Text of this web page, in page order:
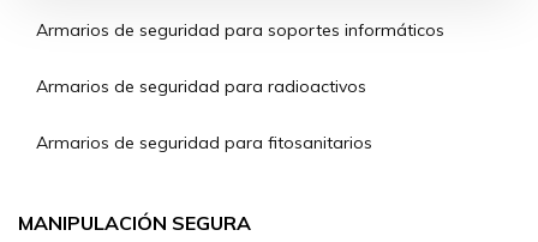
Armarios de seguridad para soportes informáticos
Armarios de seguridad para radioactivos
Armarios de seguridad para fitosanitarios
MANIPULACIÓN SEGURA